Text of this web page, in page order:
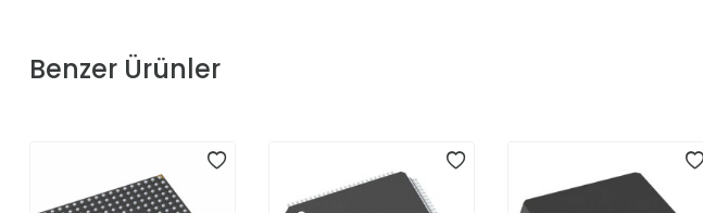
Benzer Ürünler